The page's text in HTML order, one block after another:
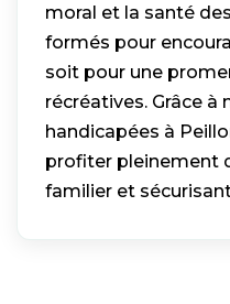
moral et la santé
formés pour
soit pour une
récréatives. Grâce
handicapées à
profiter pleinement
familier et